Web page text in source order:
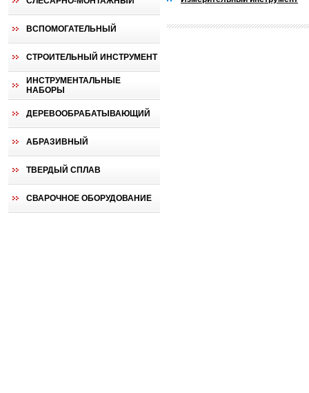
ВСПОМОГАТЕЛЬНЫЙ
СТРОИТЕЛЬНЫЙ ИНСТРУМЕНТ
ИНСТРУМЕНТАЛЬНЫЕ
НАБОРЫ
ДЕРЕВООБРАБАТЫВАЮЩИЙ
АБРАЗИВНЫЙ
ТВЕРДЫЙ СПЛАВ
СВАРОЧНОЕ ОБОРУДОВАНИЕ